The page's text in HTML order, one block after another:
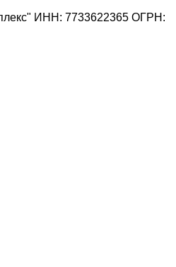
ИНН: 7733622365 ОГРН: